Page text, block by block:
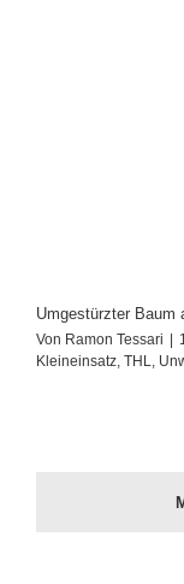
Umgestürzter Baum
Von Ramon Tessari |
Kleineinsatz THL